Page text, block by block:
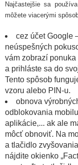
Najčastejšie sa
môžete viacerými
cez účet Google
neúspešných
vám zobrazí ponuka
a prihláste sa do
Tento spôsob
vzoru alebo PIN-u.
obnova
odblokovania
aplikácie,... ak ale
môcť obnoviť. Na
a tlačidlo
nájdite okienko